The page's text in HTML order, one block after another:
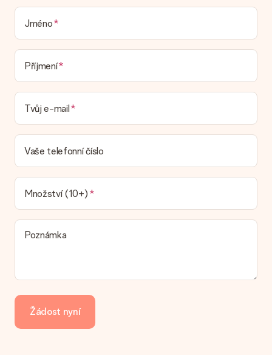
která by zabalila váš dárek. Dárky dodáváme ve slavnostním
balení. To znamená, že váš dar je připraven být doručen nebo
Dodací lhůta, možnosti dodání a náklady na
doručení
Mohu si vybrat datum dodání?
Není možné zvolit konkrétní datum dodání.
Jaká je dodací lhůta a kdy dostávám dárek?
Dodací lhůtu naleznete na stránce produktu. Můžete věřit, že
náš dopravce vám dodá váš dárek.
Jaké možnosti doručení si mohu vybrat?
V současné době není možné zvolit možnost doručení. Dárek,
který chcete objednat, je buď odeslán jako balíček nebo jako
doručování poštovní schránky. Chcete vědět, na kterou
možnost spadá vaše objednávka? Kontaktujte prosím náš
zákaznický servis.
Jak mohu zaplatit objednávku?
kartu, fakturu přes Klarna nebo ruční převod. V případě ručního
převodu platby prosím vezměte v úvahu dodací lhůtu 3 dny
navíc.
Jméno
Příjmení
Tvůj e-mail
Vaše telefonní číslo
Množství (10+)
Poznámka
Žádost nyní